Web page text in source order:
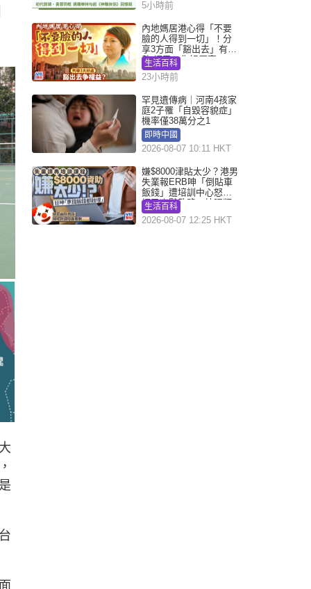
5小時前
內地媽居港心得「不要
臉的人得到一切」！分
享3方面「豁出去」有著
數 網民：你好厲害
生活百科
23小時前
罕見遺傳病｜河南4孩家
庭2子罹「自毀容貌症」
機率僅38萬分之1
即時中國
2026-08-07 10:11 HKT
嫌$8000津貼太少？港男
失業報ERB呻「倒貼車
飯錢」遭培訓中心怒轟
網民幽默教路：揀呢類
課程唔會蝕...
生活百科
2026-08-07 12:25 HKT